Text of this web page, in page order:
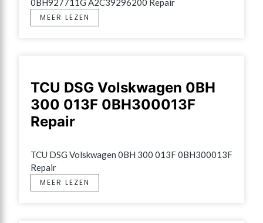
0BH927711G A2C39296200 Repair
MEER LEZEN
TCU DSG Volskwagen 0BH
300 013F 0BH300013F
Repair
TCU DSG Volskwagen 0BH 300 013F 0BH300013F
Repair
MEER LEZEN